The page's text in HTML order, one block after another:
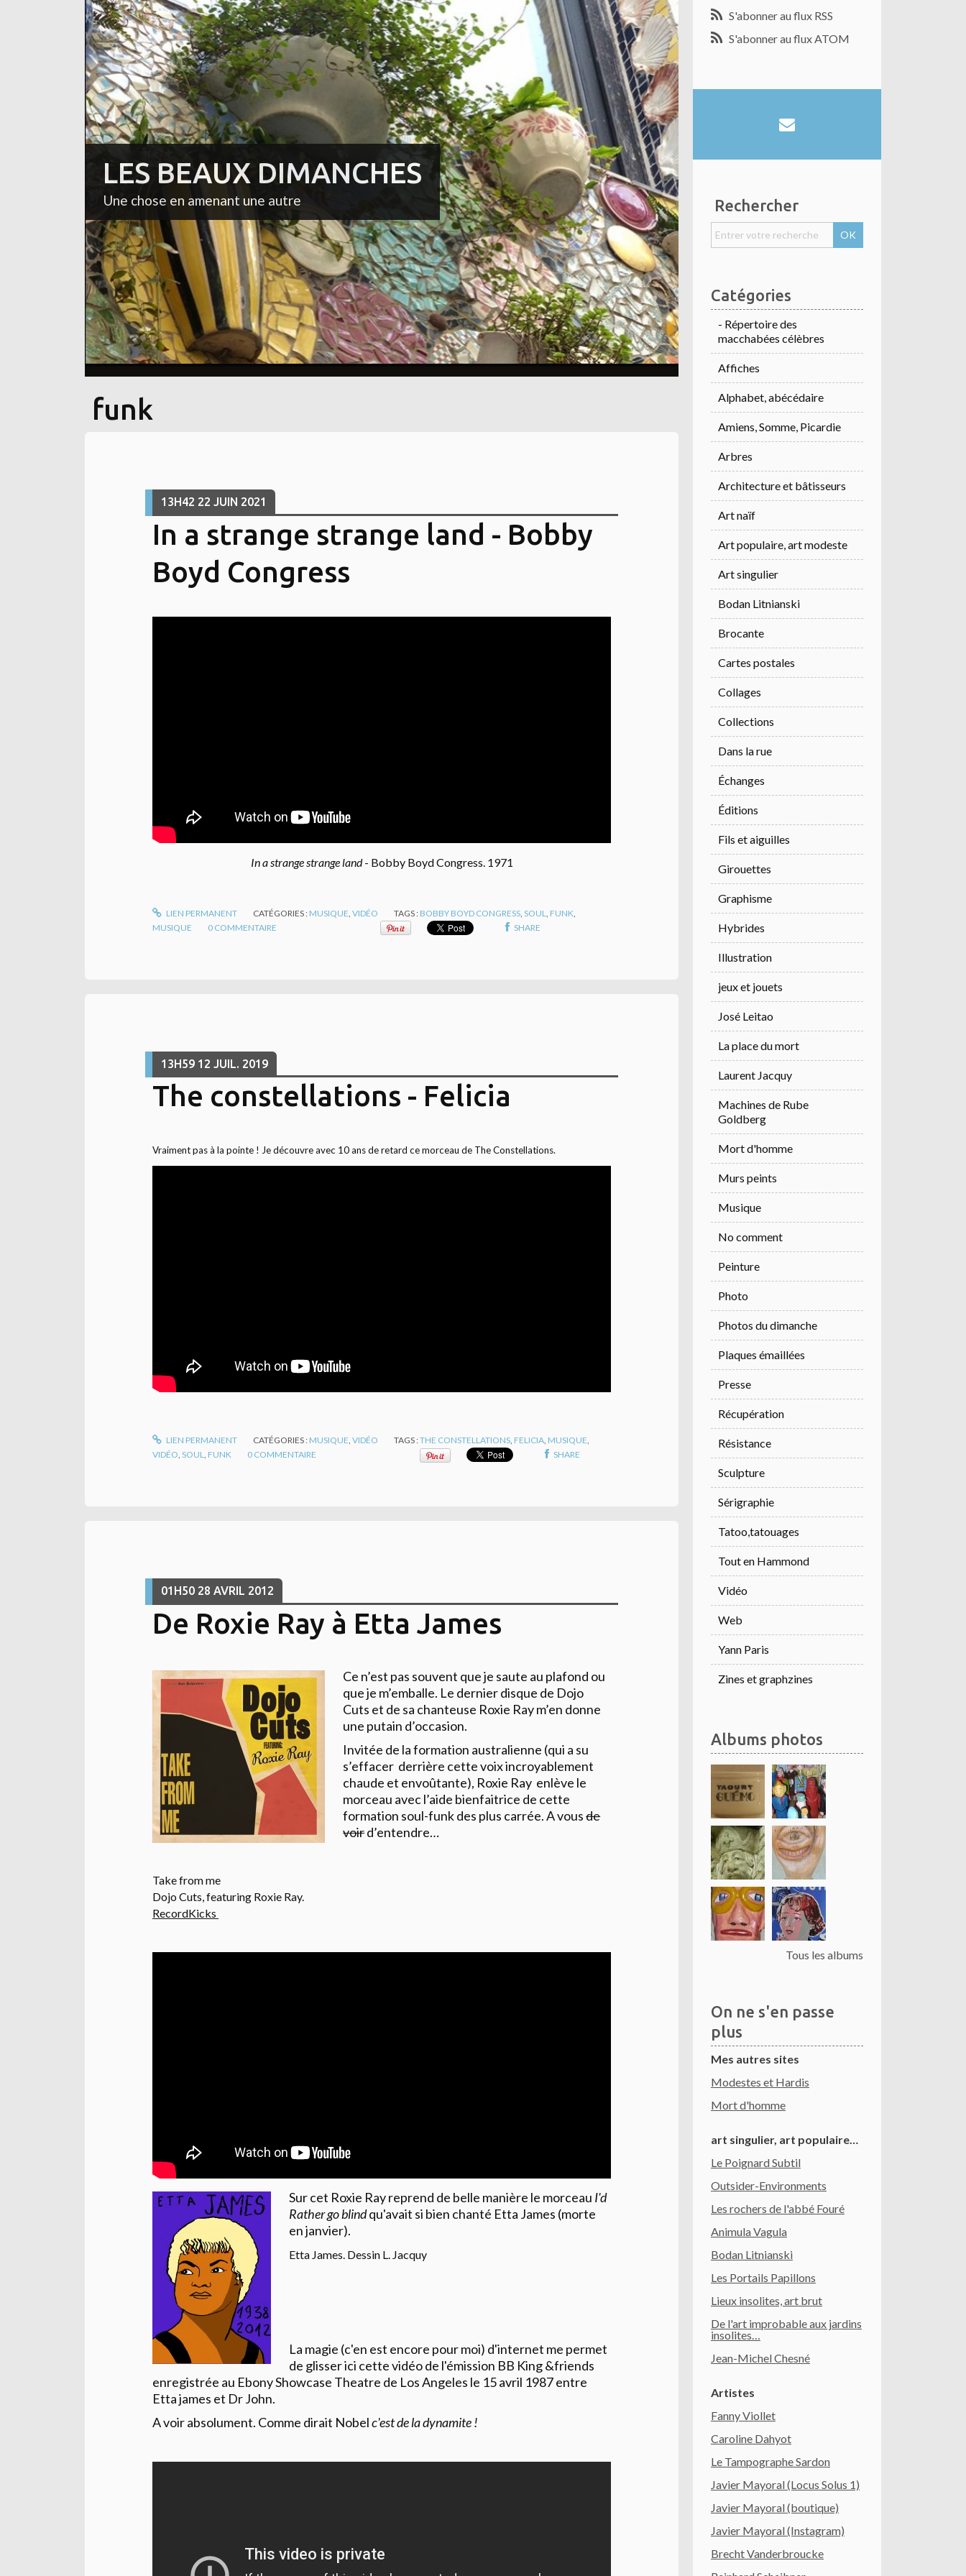
LES BEAUX DIMANCHES
Une chose en amenant une autre
funk
13H42 22 JUIN 2021
In a strange strange land - Bobby
Boyd Congress
In a strange strange land- Bobby Boyd Congress. 1971
LIEN PERMANENT CATÉGORIES : MUSIQUE ,VIDÉO TAGS : BOBBY BOYD CONGRESS ,SOUL FUNK
MUSIQUE
0 COMMENTAIRE SHARE
13H59 12 JUIL. 2019
The constellations - Felicia
Vraiment pas à la pointe ! Je découvre avec 10 ans de retard ce morceau de The Constellations.
LIEN PERMANENT CATÉGORIES : MUSIQUE,VIDÉO TAGS :THE CONSTELLATIONS, FELICIA, MUSIQUE,
VIDÉO, SOUL, FUNK 0 COMMENTAIRE SHARE
01H50 28 AVRIL 2012
De Roxie Ray à Etta James
Ce n’est pas souvent que je saute au plafond ou
que je m’emballe. Le dernier disque de Dojo
Cuts et de sa chanteuse Roxie Ray m’en donne
une putain d’occasion.
Invitée de la formation australienne (qui a su
s’effacer derrière cette voix incroyablement
chaude et envoûtante), Roxie Ray enlève le
morceau avec l’aide bienfaitrice de cette
formation soul-funk des plus carrée. A vousde
voird’entendre…
Take from me
Dojo Cuts, featuring Roxie Ray.
RecordKicks
Sur cet Roxie Ray reprend de belle manière le morceau I'd
Rather go blindqu'avait si bien chanté Etta James (morte
en janvier).
Etta James. Dessin L. Jacquy
La magie (c'en est encore pour moi) d'internet me permet
de glisser ici cette vidéo de l'émission BB King &friends
enregistrée au Ebony Showcase Theatre de Los Angeles le 15 avril 1987 entre
Etta james et Dr John.
A voir absolument. Comme dirait Nobelc'est de la dynamite !
S'abonner au flux RSS
S'abonner au flux ATOM
Rechercher
Catégories
- Répertoire des
macchabées célèbres
Affiches
Alphabet, abécédaire
Amiens, Somme, Picardie
Arbres
Architecture et bâtisseurs
Art naïf
Art populaire, art modeste
Art singulier
Bodan Litnianski
Brocante
Cartes postales
Collages
Collections
Dans la rue
Échanges
Éditions
Fils et aiguilles
Girouettes
Graphisme
Hybrides
Illustration
jeux et jouets
José Leitao
La place du mort
Laurent Jacquy
Machines de Rube
Goldberg
Mort d'homme
Murs peints
Musique
No comment
Peinture
Photo
Photos du dimanche
Plaques émaillées
Presse
Récupération
Résistance
Sculpture
Sérigraphie
Tatoo,tatouages
Tout en Hammond
Vidéo
Web
Yann Paris
Zines et graphzines
Albums photos
Tous les albums
On ne s'en passe
plus
Mes autres sites
Modestes et Hardis
Mort d'homme
art singulier, art populaire…
Le Poignard Subtil
Outsider-Environments
Les rochers de l'abbé Fouré
Animula Vagula
Bodan Litnianski
Les Portails Papillons
Lieux insolites, art brut
De l'art improbable aux jardins
insolites…
Jean-Michel Chesné
Artistes
Fanny Viollet
Caroline Dahyot
Le Tampographe Sardon
Javier Mayoral (Locus Solus 1)
Javier Mayoral (boutique)
Javier Mayoral (Instagram)
Brecht Vanderbroucke